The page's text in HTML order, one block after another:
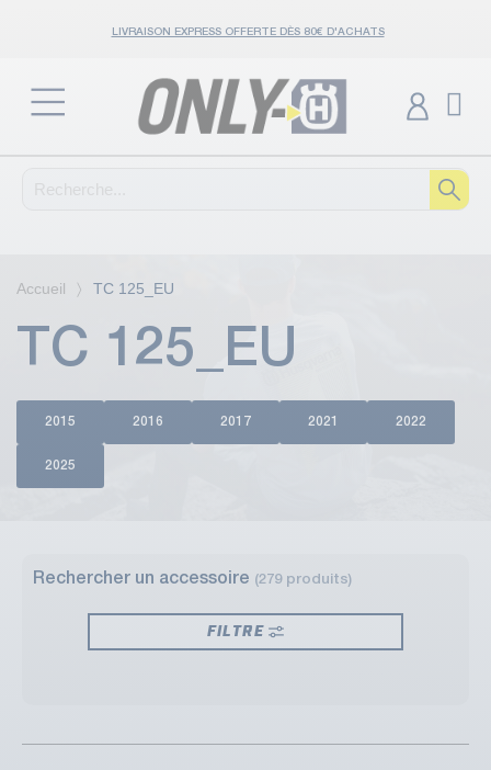
LIVRAISON EXPRESS OFFERTE DÈS 80€ D'ACHATS
Accueil TC 125_EU
TC 125_EU
2015 2016 2017 2021 2022
2025
Rechercher un accessoire (279 produits)
FILTRE